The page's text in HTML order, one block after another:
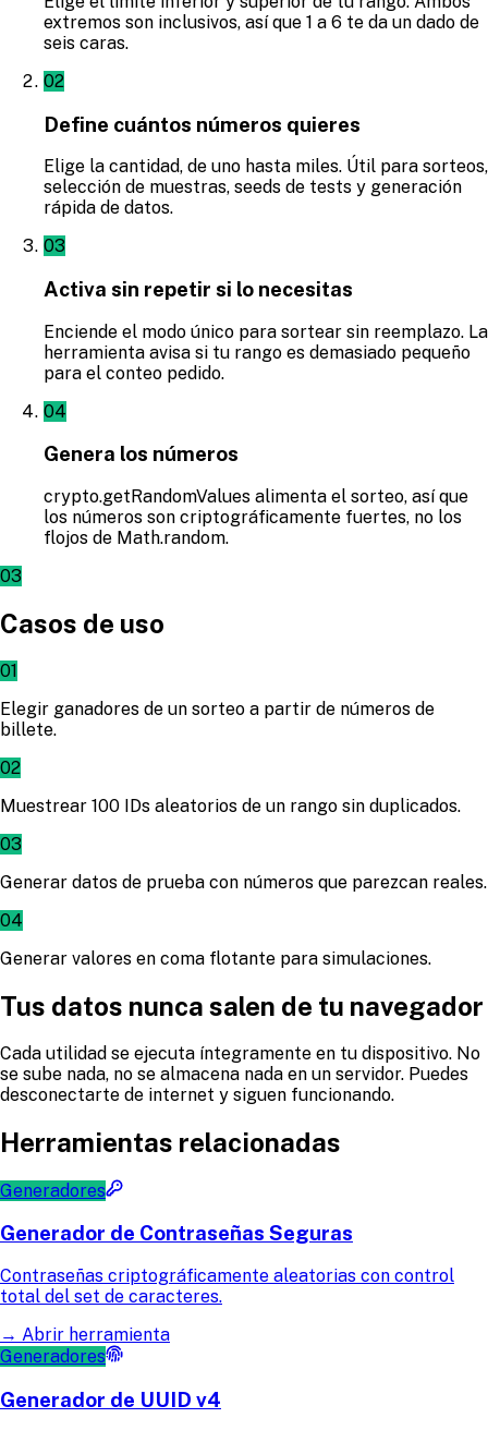
extremos son inclusivos, así que 1 a 6 te da un dado de
seis caras.
02
Define cuántos números quieres
Elige la cantidad, de uno hasta miles. Útil para sorteos,
selección de muestras, seeds de tests y generación
rápida de datos.
03
Activa sin repetir si lo necesitas
Enciende el modo único para sortear sin reemplazo. La
herramienta avisa si tu rango es demasiado pequeño
para el conteo pedido.
04
Genera los números
crypto.getRandomValues alimenta el sorteo, así que
los números son criptográficamente fuertes, no los
flojos de Math.random.
03
Casos de uso
01
Elegir ganadores de un sorteo a partir de números de
billete.
02
Muestrear 100 IDs aleatorios de un rango sin duplicados.
03
Generar datos de prueba con números que parezcan reales.
04
Generar valores en coma flotante para simulaciones.
Tus datos nunca salen de tu navegador
Cada utilidad se ejecuta íntegramente en tu dispositivo. No
se sube nada, no se almacena nada en un servidor. Puedes
desconectarte de internet y siguen funcionando.
Herramientas relacionadas
Generadores
Generador de Contraseñas Seguras
Contraseñas criptográficamente aleatorias con control
total del set de caracteres.
→ Abrir herramienta
Generadores
Generador de UUID v4